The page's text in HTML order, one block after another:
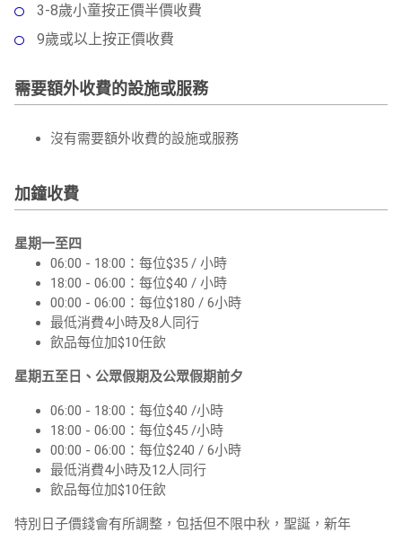
3-8歲小童按正價半價收費
9歲或以上按正價收費
需要額外收費的設施或服務
沒有需要額外收費的設施或服務
加鐘收費
星期一至四
06:00 - 18:00：每位$35 / 小時
18:00 - 06:00：每位$40 / 小時
00:00 - 06:00：每位$180 / 6小時
最低消費4小時及8人同行
飲品每位加$10任飲
星期五至日、公眾假期及公眾假期前夕
06:00 - 18:00：每位$40 /小時
18:00 - 06:00：每位$45 /小時
00:00 - 06:00：每位$240 / 6小時
最低消費4小時及12人同行
飲品每位加$10任飲
特別日子價錢會有所調整，包括但不限中秋，聖誕，新年